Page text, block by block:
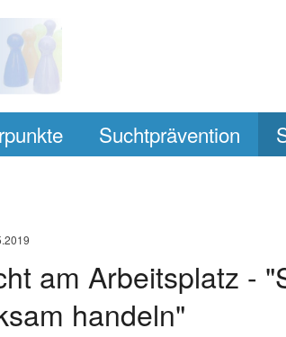
Suchtprävention
am Arbeitsplatz -
handeln"